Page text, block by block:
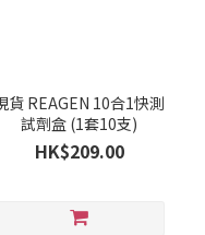
貨 REAGEN 10合1快測
試劑盒 (1套10支)
HK$209.00